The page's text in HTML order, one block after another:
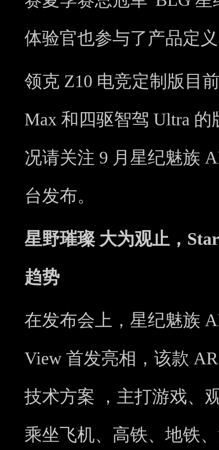
体验官也参与了产品定
领克 Z10 电竞定制版目
Max 和四驱智驾 Ultra
况请关注 9 月星纪魅族
台发布。
星野璀璨 大为观止，
趋势
在发布会上，星纪魅族
View 首发亮相，该款
技术方案 ，主打游戏、
乘坐飞机、高铁、地铁